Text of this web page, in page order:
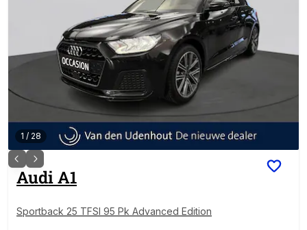
1 / 28
AudiA1
Sportback 25 TFSI 95 Pk Advanced Edition